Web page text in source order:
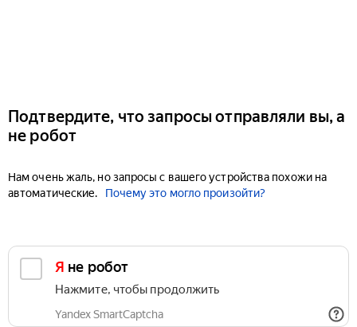
Подтвердите, что запросы отправляли вы, а
не робот
Нам очень жаль, но запросы с вашего устройства похожи на
автоматические.
Почему это могло произойти?
Я не робот
Нажмите, чтобы продолжить
Yandex SmartCaptcha